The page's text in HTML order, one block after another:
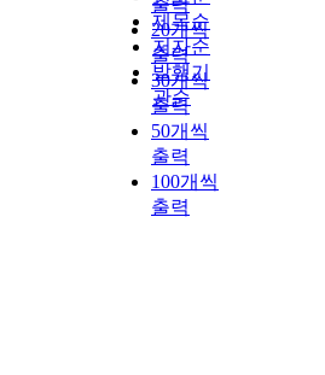
제목순
저자순
발행기
관순
출력
20개씩
출력
30개씩
출력
50개씩
출력
100개씩
출력